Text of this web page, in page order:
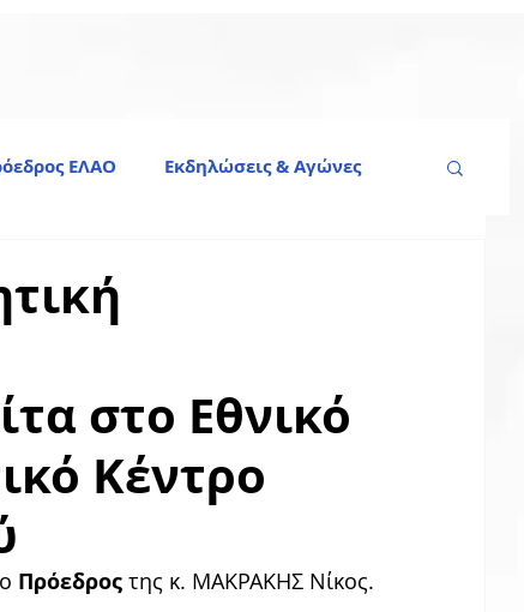
ΕΛΑΟ Εκδηλώσεις & Aγώνες
στο Εθνικό
Κέντρο
Πρόεδρος της κ. ΜΑΚΡΑΚΗΣ Νίκος.